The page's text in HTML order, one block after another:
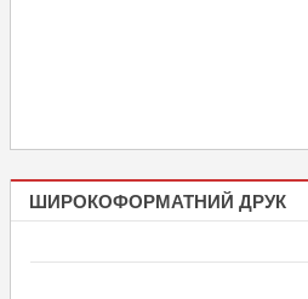
ШИРОКОФОРМАТНИЙ ДРУК